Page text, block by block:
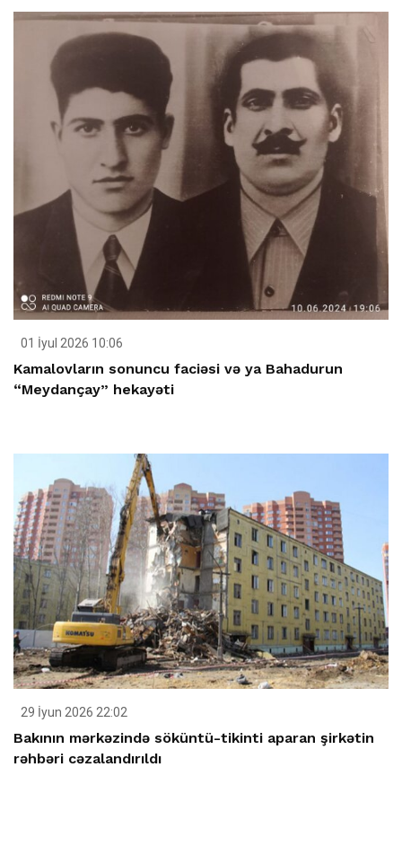
01 İyul 2026 10:06
Kamalovların sonuncu faciəsi və ya Bahadurun
“Meydançay” hekayəti
29 İyun 2026 22:02
Bakının mərkəzində söküntü-tikinti aparan şirkətin
rəhbəri cəzalandırıldı